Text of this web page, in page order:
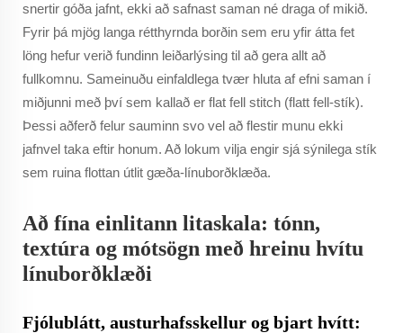
snertir góða jafnt, ekki að safnast saman né draga of mikið.
Fyrir þá mjög langa rétthyrnda borðin sem eru yfir átta fet
löng hefur verið fundinn leiðarlýsing til að gera allt að
fullkomnu. Sameinuðu einfaldlega tvær hluta af efni saman í
miðjunni með því sem kallað er flat fell stitch (flatt fell-stík).
Þessi aðferð felur sauminn svo vel að flestir munu ekki
jafnvel taka eftir honum. Að lokum vilja engir sjá sýnilega stík
sem ruina flottan útlit gæða-línuborðklæða.
Að fína einlitann litaskala: tónn,
textúra og mótsögn með hreinu hvítu
línuborðklæði
Fjólublátt, austurhafsskellur og bjart hvítt: